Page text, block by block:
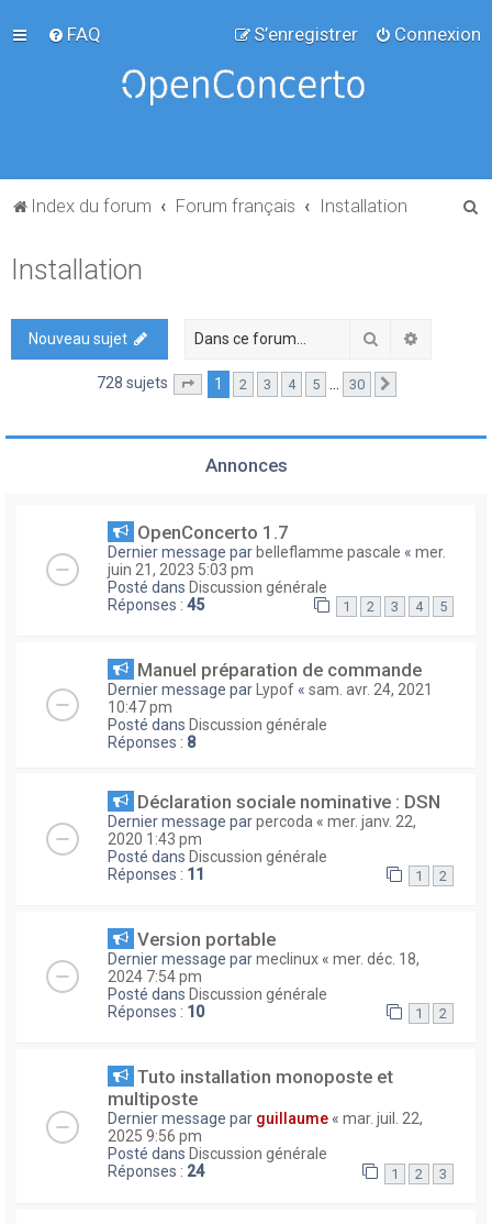
FAQ Connexion
S’enregistrer
Index du forum Forum français Installation
Installation
Nouveau sujet Rechercher
728 sujets Page sur30
1 2 3 4 5 … 30
Annonces
OpenConcerto 1.7
Dernier message par belleflamme pascale « mer.
juin 21, 2023 5:03 pm
Posté dans Discussion générale
Réponses : 45 1 2 3 4 5
Manuel préparation de commande
Dernier message par Lypof « sam. avr. 24, 2021
10:47 pm
Posté dans Discussion générale
Réponses : 8
Déclaration sociale nominative : DSN
Dernier message parpercoda « mer. janv. 22,
2020 1:43 pm
Posté dans Discussion générale
Réponses : 11 1 2
Version portable
Dernier message parmeclinux « mer. déc. 18,
2024 7:54 pm
Posté dans Discussion générale
Réponses : 10 1 2
Tuto installation monoposte et
multiposte
Dernier message par guillaume « mar. juil. 22,
2025 9:56 pm
Posté dans Discussion générale
Réponses : 24 1 2 3